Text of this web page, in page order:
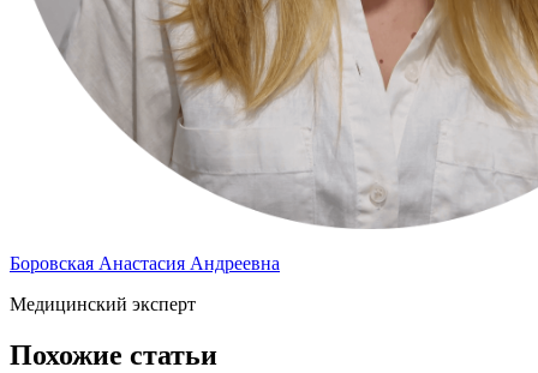
Боровская Анастасия Андреевна
Медицинский эксперт
Похожие статьи